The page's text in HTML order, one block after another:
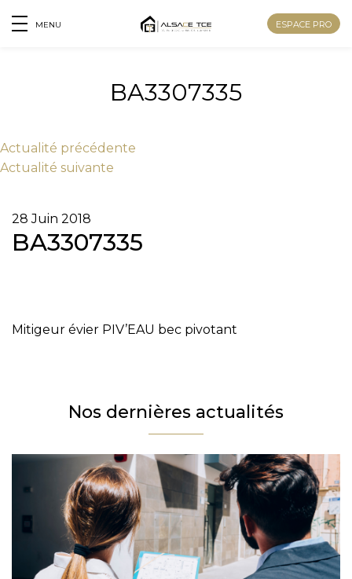
MENU ESPACE PRO
BA3307335
Actualité précédente
Actualité suivante
28 Juin 2018
BA3307335
Mitigeur évier PIV’EAU bec pivotant
Nos dernières actualités
En cochant cette case, j’accepte la politique de confidentialité de ce site.
Vérification